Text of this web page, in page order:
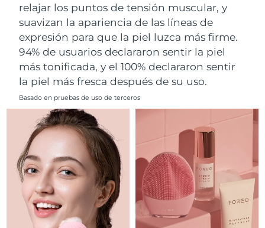
relajar los puntos de tensión muscular, y
suavizan la apariencia de las líneas de
expresión para que la piel luzca más firme.
94% de usuarios declararon sentir la piel
más tonificada, y el 100% declararon sentir
la piel más fresca después de su uso.
Basado en pruebas de uso de terceros
Polonia Entrega prevista 8/9/26
Portugal Entrega prevista8/8/26
Puerto Rico Entrega prevista8/10/26
Catar
Reunión Entrega prevista
Rumanía Entrega prevista
Rusia Entrega prevista 8/16/26
Arabia Saudí Entrega prevista8/9/26